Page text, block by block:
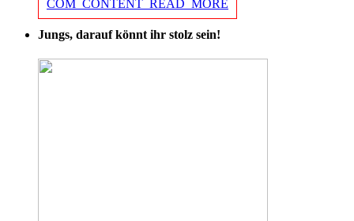
COM_CONTENT_READ_MORE
Jungs, darauf könnt ihr stolz sein!